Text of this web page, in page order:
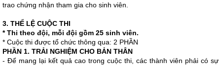
trao chứng nhận tham gia cho sinh viên.
3. THỂ LỆ CUỘC THI
* Thi theo đội, mỗi đội gồm 25 sinh viên.
* Cuộc thi được tổ chức thông qua: 2 PHẦN
PHẦN 1. TRẢI NGHIỆM CHO BẢN THÂN
- Để mang lại kết quả cao trong cuộc thi, các thành viên phải có sự